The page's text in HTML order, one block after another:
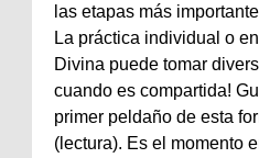
las etapas más
La práctica individual o
Divina puede tomar
cuando es compartida!
primer peldaño de esta
(lectura). Es el momento